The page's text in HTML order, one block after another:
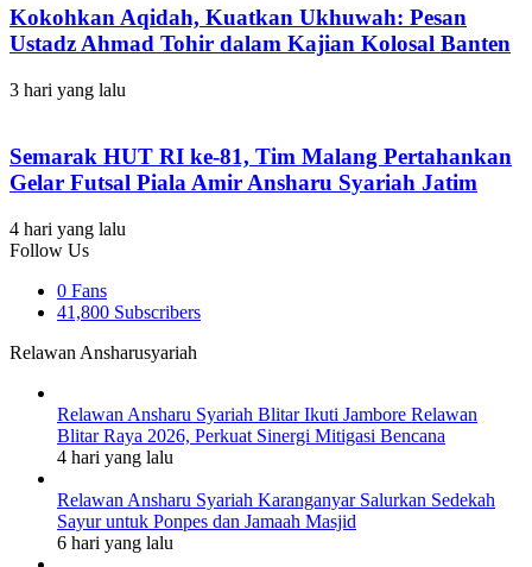
Kokohkan Aqidah, Kuatkan Ukhuwah: Pesan
Ustadz Ahmad Tohir dalam Kajian Kolosal Banten
3 hari yang lalu
Semarak HUT RI ke-81, Tim Malang Pertahankan
Gelar Futsal Piala Amir Ansharu Syariah Jatim
4 hari yang lalu
Follow Us
0 Fans
41,800 Subscribers
Relawan Ansharusyariah
Relawan Ansharu Syariah Blitar Ikuti Jambore Relawan
Blitar Raya 2026, Perkuat Sinergi Mitigasi Bencana
4 hari yang lalu
Relawan Ansharu Syariah Karanganyar Salurkan Sedekah
Sayur untuk Ponpes dan Jamaah Masjid
6 hari yang lalu